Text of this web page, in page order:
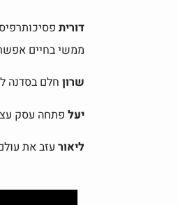
דורית
ממשי בחיים
שרון חלם בסדנה
יעל פתחה עסק
ליאור עזב את